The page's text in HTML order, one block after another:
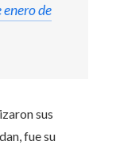
enero de
sus
fue su